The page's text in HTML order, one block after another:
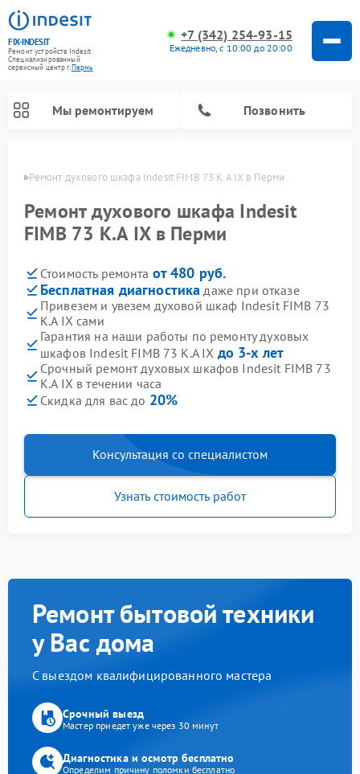
FIX-INDESIT
Ремонт устройств Indesit
Специализированный
cервисный центр г.Пермь
+7 (342) 254-93-15
Ежедневно, с 10:00 до 20:00
Мы ремонтируем Позвонить
Ремонт духового шкафа Indesit FIMB 73 K.A IX в Перми
Ремонт духового шкафа Indesit
FIMB 73 K.A IX в Перми
Стоимость ремонта от 480 руб.
Бесплатная диагностика даже при отказе
Привезем и увезем духовой шкаф Indesit FIMB 73
K.A IX сами
Гарантия на наши работы по ремонту духовых
шкафов Indesit FIMB 73 K.A IX до 3-х лет
Срочный ремонт духовых шкафов Indesit FIMB 73
K.A IX в течении часа
Скидка для вас до 20%
Консультация со специалистом
Узнать стоимость работ
Ремонт бытовой техники
у Вас дома
С выездом квалифицированного мастера
Срочный выезд
Мастер приедет уже через 30 минут
Диагностика и осмотр бесплатно
Определим причину поломки бесплатно